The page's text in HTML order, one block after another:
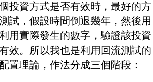
投資方式是否有效時，最好的方
試，假設時間倒退幾年，然後用
用實際發生的數字，驗證該投資
效。所以我也是利用回流測試的
置理論，作法分成三個階段：